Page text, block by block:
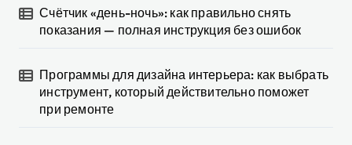
Счётчик «день-ночь»: как правильно снять
показания — полная инструкция без ошибок
Программы для дизайна интерьера: как выбрать
инструмент, который действительно поможет
при ремонте